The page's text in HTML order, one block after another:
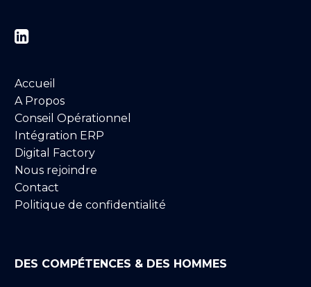


Accueil
A Propos
Conseil Opérationnel
Intégration ERP
Digital Factory
Nous rejoindre
Contact
Politique de confidentialité
DES COMPÉTENCES & DES HOMMES